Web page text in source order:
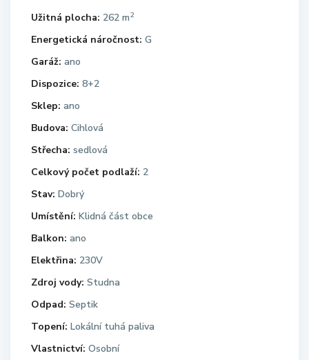
Užitná plocha: 262 m2
Energetická náročnost: G
Garáž: ano
Dispozice: 8+2
Sklep: ano
Budova: Cihlová
Střecha: sedlová
Celkový počet podlaží: 2
Stav: Dobrý
Umístění: Klidná část obce
Balkon: ano
Elektřina: 230V
Zdroj vody: Studna
Odpad: Septik
Topení: Lokální tuhá paliva
Vlastnictví: Osobní